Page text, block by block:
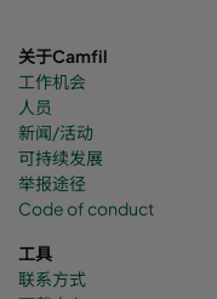
关于Camfil
工作机会
人员
新闻/活动
可持续发展
举报途径
Code of conduct
工具
联系方式